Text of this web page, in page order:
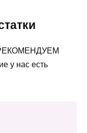
РЕКОМЕНДУЕМ
у нас есть